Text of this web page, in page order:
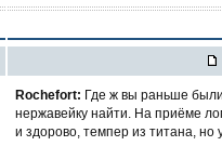
Rochefort: Где ж вы раньше
нержавейку найти. На приёме
и здорово, темпер из титана, но у